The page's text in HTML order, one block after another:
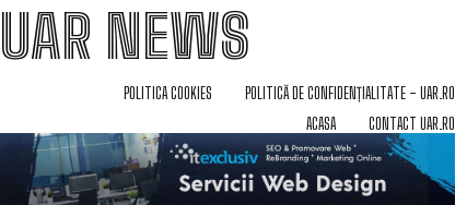
UAR NEWS
POLITICA COOKIES
POLITICĂ DE CONFIDENȚIALITATE – UAR.RO
ACASA
CONTACT UAR.RO